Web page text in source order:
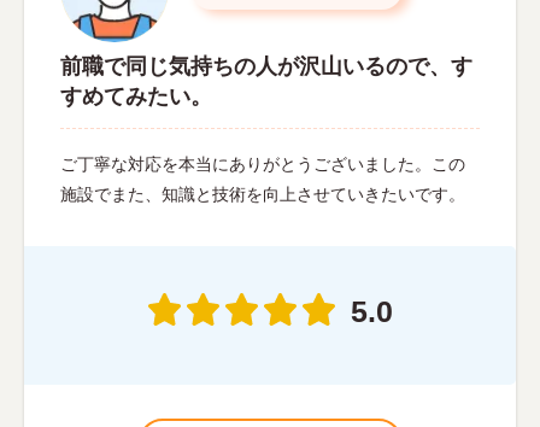
前職で同じ気持ちの人が沢山いるので、す
すめてみたい。
ご丁寧な対応を本当にありがとうございました。この
施設でまた、知識と技術を向上させていきたいです。
5.0